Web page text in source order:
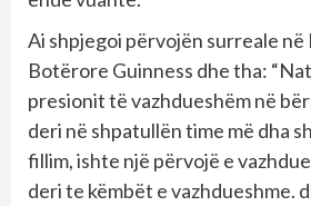
Ai shpjegoi përvojën surreale në
Botërore Guinness dhe tha:
presionit të vazhdueshëm në
deri në shpatullën time më dha
fillim, ishte një përvojë e
deri te këmbët e vazhdueshme.